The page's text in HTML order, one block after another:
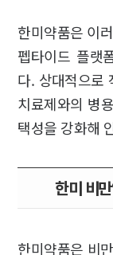
한미약품은 이
펩타이드 플랫
다. 상대적으로
치료제와의 병
택성을 강화해
한미 비
한미약품은 비